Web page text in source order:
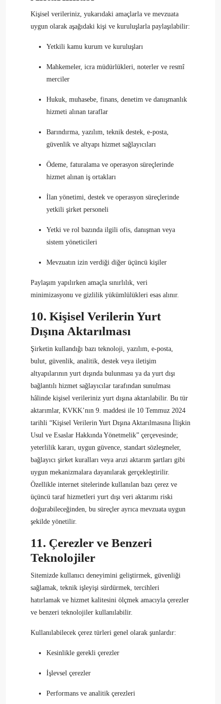
Kişisel verileriniz, yukarıdaki amaçlarla ve mevzuata
uygun olarak aşağıdaki kişi ve kuruluşlarla paylaşılabilir:
Yetkili kamu kurum ve kuruluşları
Mahkemeler, icra müdürlükleri, noterler ve resmî
merciler
Hukuk, muhasebe, finans, denetim ve danışmanlık
hizmeti alınan taraflar
Barındırma, yazılım, teknik destek, e-posta,
güvenlik ve altyapı hizmet sağlayıcıları
Ödeme, faturalama ve operasyon süreçlerinde
hizmet alınan iş ortakları
İlan yönetimi, destek ve operasyon süreçlerinde
yetkili şirket personeli
Yetki ve rol bazında ilgili ofis, danışman veya
sistem yöneticileri
Mevzuatın izin verdiği diğer üçüncü kişiler
Paylaşım yapılırken amaçla sınırlılık, veri
minimizasyonu ve gizlilik yükümlülükleri esas alınır.
10. Kişisel Verilerin Yurt
Dışına Aktarılması
Şirketin kullandığı bazı teknoloji, yazılım, e-posta,
bulut, güvenlik, analitik, destek veya iletişim
altyapılarının yurt dışında bulunması ya da yurt dışı
bağlantılı hizmet sağlayıcılar tarafından sunulması
hâlinde kişisel verileriniz yurt dışına aktarılabilir. Bu tür
aktarımlar, KVKK’nın 9. maddesi ile 10 Temmuz 2024
tarihli “Kişisel Verilerin Yurt Dışına Aktarılmasına İlişkin
Usul ve Esaslar Hakkında Yönetmelik” çerçevesinde;
yeterlilik kararı, uygun güvence, standart sözleşmeler,
bağlayıcı şirket kuralları veya arızi aktarım şartları gibi
uygun mekanizmalara dayanılarak gerçekleştirilir.
Özellikle internet sitelerinde kullanılan bazı çerez ve
üçüncü taraf hizmetleri yurt dışı veri aktarımı riski
doğurabileceğinden, bu süreçler ayrıca mevzuata uygun
şekilde yönetilir.
11. Çerezler ve Benzeri
Teknolojiler
Sitemizde kullanıcı deneyimini geliştirmek, güvenliği
sağlamak, teknik işleyişi sürdürmek, tercihleri
hatırlamak ve hizmet kalitesini ölçmek amacıyla çerezler
ve benzeri teknolojiler kullanılabilir.
Kullanılabilecek çerez türleri genel olarak şunlardır:
Kesinlikle gerekli çerezler
İşlevsel çerezler
Performans ve analitik çerezleri